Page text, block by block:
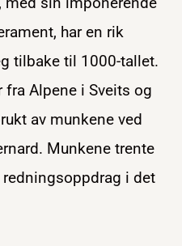
har en rik
tilbake til 1000-tallet.
fra Alpene i Sveits og
av munkene ved
Munkene trente
i det